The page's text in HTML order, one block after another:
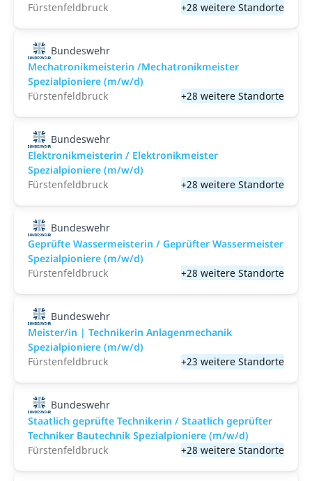
Fürstenfeldbruck
+28 weitere Standorte
Bundeswehr
Mechatronikmeisterin /Mechatronikmeister
Spezialpioniere (m/w/d)
Fürstenfeldbruck
+28 weitere Standorte
Bundeswehr
Elektronikmeisterin / Elektronikmeister
Spezialpioniere (m/w/d)
Fürstenfeldbruck
+28 weitere Standorte
Bundeswehr
Geprüfte Wassermeisterin / Geprüfter Wassermeister
Spezialpioniere (m/w/d)
Fürstenfeldbruck
+28 weitere Standorte
Bundeswehr
Meister/in | Technikerin Anlagenmechanik
Spezialpioniere (m/w/d)
Fürstenfeldbruck
+23 weitere Standorte
Bundeswehr
Staatlich geprüfte Technikerin / Staatlich geprüfter
Techniker Bautechnik Spezialpioniere (m/w/d)
Fürstenfeldbruck
+28 weitere Standorte